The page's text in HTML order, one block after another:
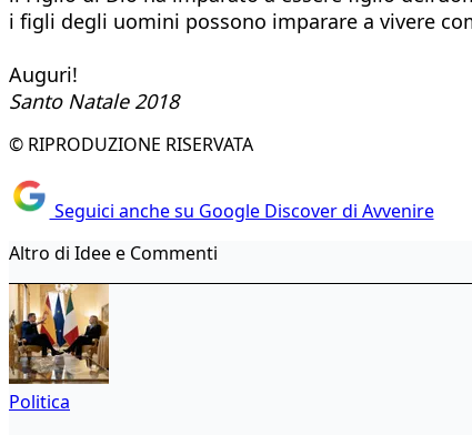
i figli degli uomini possono imparare a vivere
Auguri!
Santo Natale 2018
© RIPRODUZIONE RISERVATA
Seguici anche su Google Discover di Avvenire
Altro di Idee e Commenti
Politica